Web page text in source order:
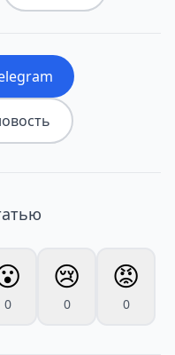
0
😢
0
😡
0